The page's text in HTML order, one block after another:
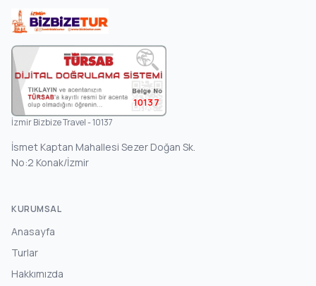
10137
İzmir Bizbize Travel - 10137
İsmet Kaptan Mahallesi Sezer Doğan Sk.
No:2 Konak/İzmir
KURUMSAL
Anasayfa
Turlar
Hakkımızda